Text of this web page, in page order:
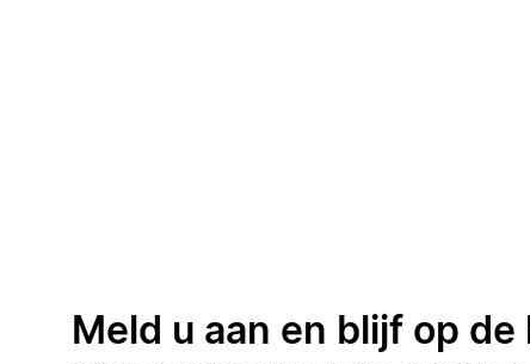
Meld u aan en blijf op de